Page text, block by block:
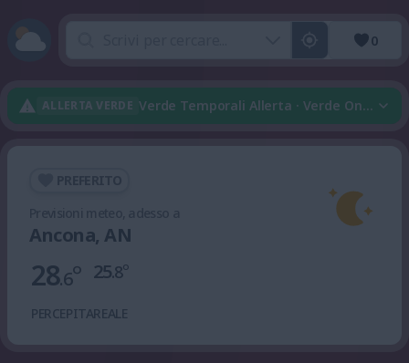
0
ALLERTA VERDE Verde Temporali Allerta · Verde Onda Di
Ancona, AN
28.6°
PERCEPITA
25.8°
REALE